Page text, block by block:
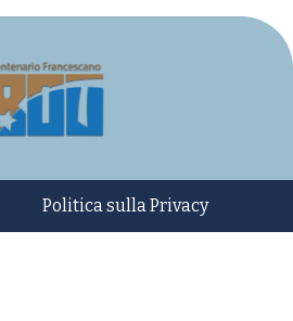
Politica sulla Privacy